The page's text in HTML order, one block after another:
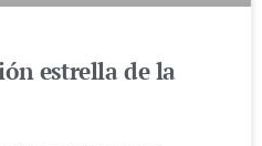
estrella de la